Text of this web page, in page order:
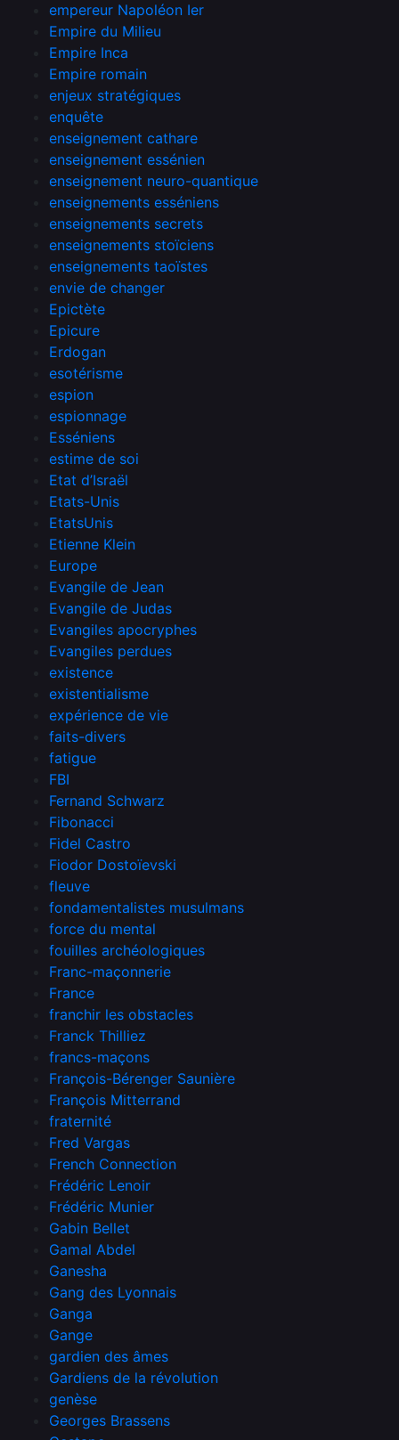
empereur Napoléon Ier
Empire du Milieu
Empire Inca
Empire romain
enjeux stratégiques
enquête
enseignement cathare
enseignement essénien
enseignement neuro-quantique
enseignements esséniens
enseignements secrets
enseignements stoïciens
enseignements taoïstes
envie de changer
Epictète
Epicure
Erdogan
esotérisme
espion
espionnage
Esséniens
estime de soi
Etat d’Israël
Etats-Unis
EtatsUnis
Etienne Klein
Europe
Evangile de Jean
Evangile de Judas
Evangiles apocryphes
Evangiles perdues
existence
existentialisme
expérience de vie
faits-divers
fatigue
FBI
Fernand Schwarz
Fibonacci
Fidel Castro
Fiodor Dostoïevski
fleuve
fondamentalistes musulmans
force du mental
fouilles archéologiques
Franc-maçonnerie
France
franchir les obstacles
Franck Thilliez
francs-maçons
François-Bérenger Saunière
François Mitterrand
fraternité
Fred Vargas
French Connection
Frédéric Lenoir
Frédéric Munier
Gabin Bellet
Gamal Abdel
Ganesha
Gang des Lyonnais
Ganga
Gange
gardien des âmes
Gardiens de la révolution
genèse
Georges Brassens